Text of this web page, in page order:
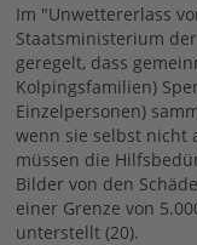
Im "Unwettererlass
Staatsministerium
geregelt, dass
Kolpingsfamilien)
Einzelpersonen)
wenn sie selbst nicht
müssen die
Bilder von den
einer Grenze von
unterstellt (20).